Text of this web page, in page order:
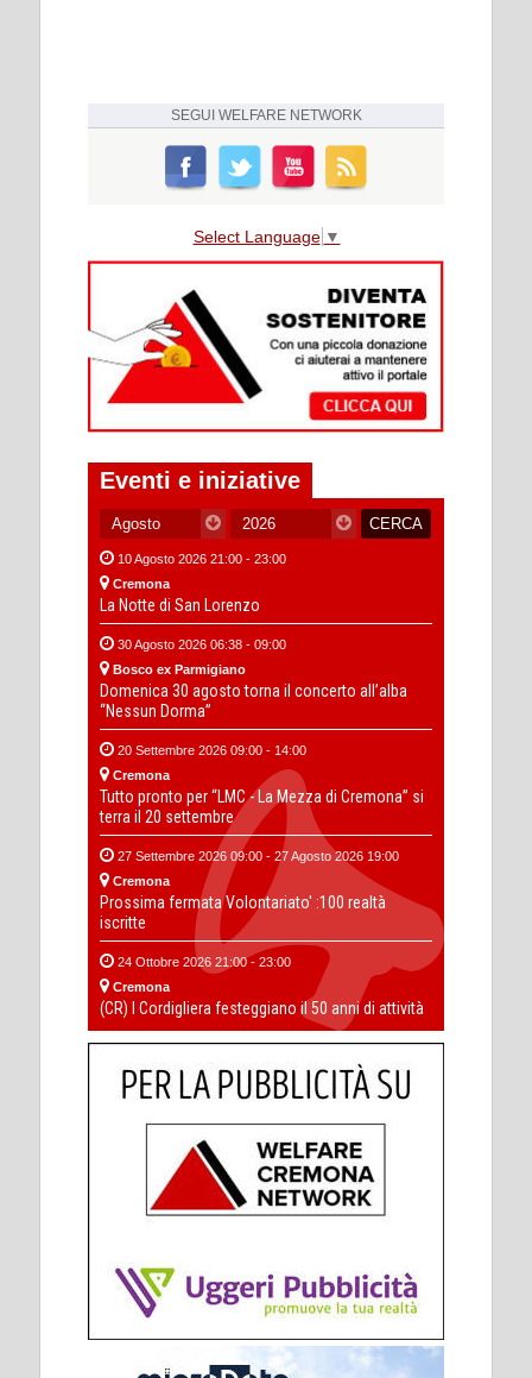
SEGUI WELFARE NETWORK
Select Language ▼
Eventi e iniziative
10 Agosto 2026 21:00 - 23:00
Cremona
La Notte di San Lorenzo
30 Agosto 2026 06:38 - 09:00
Bosco ex Parmigiano
Domenica 30 agosto torna il concerto all’alba
“Nessun Dorma”
20 Settembre 2026 09:00 - 14:00
Cremona
Tutto pronto per “LMC - La Mezza di Cremona” si
terra il 20 settembre
27 Settembre 2026 09:00 - 27 Agosto 2026 19:00
Cremona
Prossima fermata Volontariato' :100 realtà
iscritte
24 Ottobre 2026 21:00 - 23:00
Cremona
(CR) I Cordigliera festeggiano il 50 anni di attività